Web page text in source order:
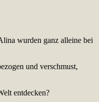
wurden ganz alleine bei
und verschmust,
entdecken?